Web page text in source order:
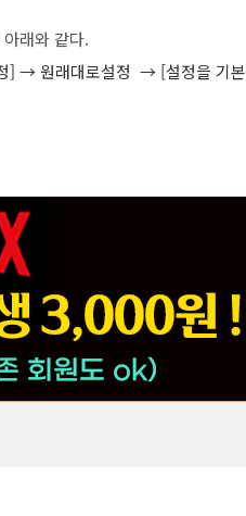
래와 같다.
] → 원래대로설정 → [설정을 기